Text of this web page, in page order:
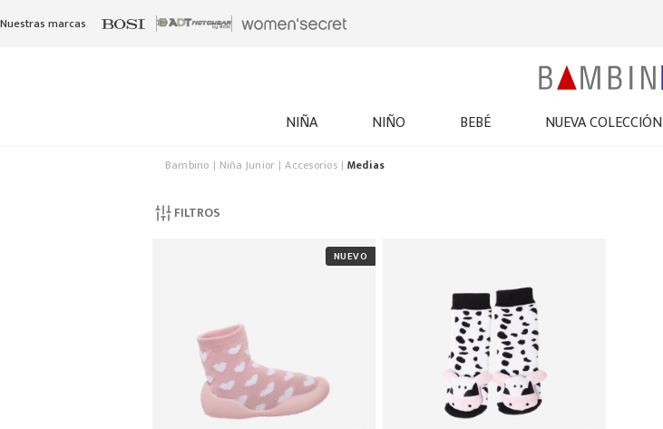
Nuestras marcas
NIÑA NIÑO BEBÉ NUEVA COLECCIÓN
Bambino Niña Junior Accesorios Medias
FILTROS